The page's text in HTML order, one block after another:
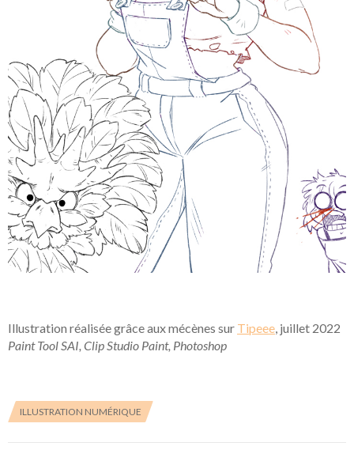
Illustration réalisée grâce aux mécènes sur Tipeee , juillet 2022
Paint Tool SAI, Clip Studio Paint, Photoshop
ILLUSTRATION NUMÉRIQUE